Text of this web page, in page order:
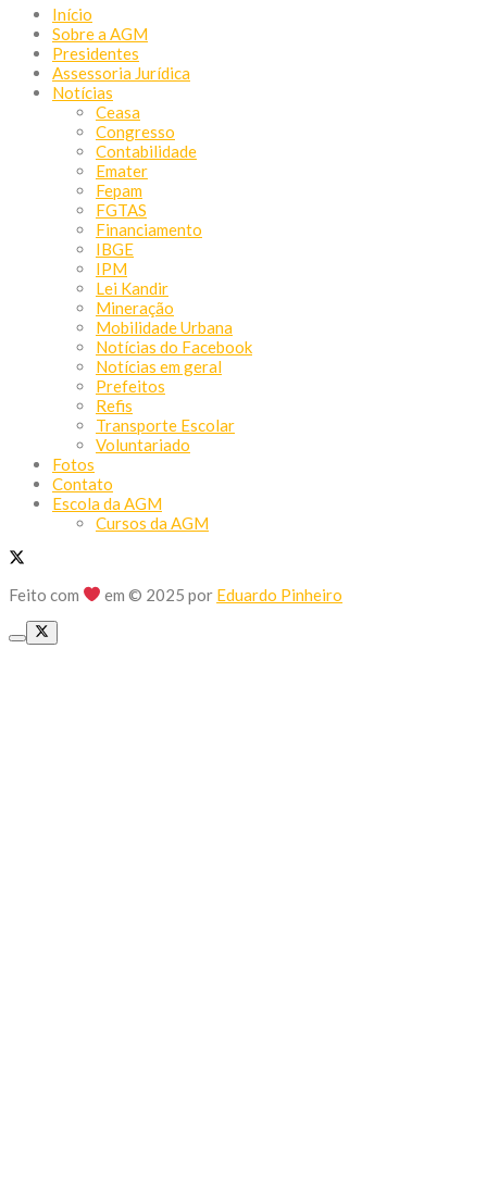
Início
Sobre a AGM
Presidentes
Assessoria Jurídica
Notícias
Ceasa
Congresso
Contabilidade
Emater
Fepam
FGTAS
Financiamento
IBGE
IPM
Lei Kandir
Mineração
Mobilidade Urbana
Notícias do Facebook
Notícias em geral
Prefeitos
Refis
Transporte Escolar
Voluntariado
Fotos
Contato
Escola da AGM
Cursos da AGM
Feito com em © 2025 por Eduardo Pinheiro